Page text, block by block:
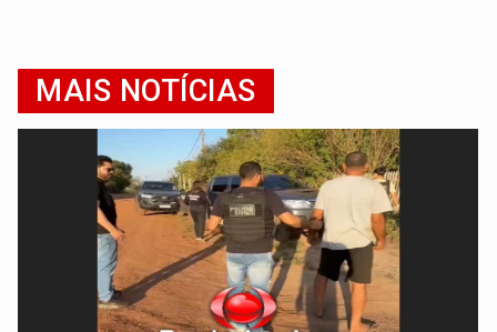
MAIS NOTÍCIAS